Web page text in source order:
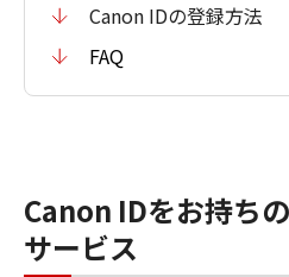
Canon IDの登録方法
FAQ
Canon IDをお持ち
サービス